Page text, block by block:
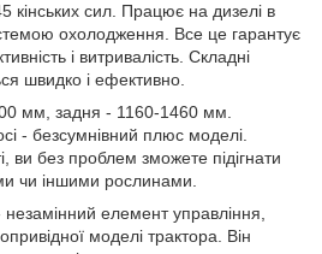
кінських сил. Працює на дизелі в
охолодження. Все це гарантує
і витривалість. Складні
швидко і ефективно.
мм, задня - 1160-1460 мм.
- безсумнівний плюс моделі.
ви без проблем зможете підігнати
чи іншими рослинами.
елемент управління,
моделі трактора. Він